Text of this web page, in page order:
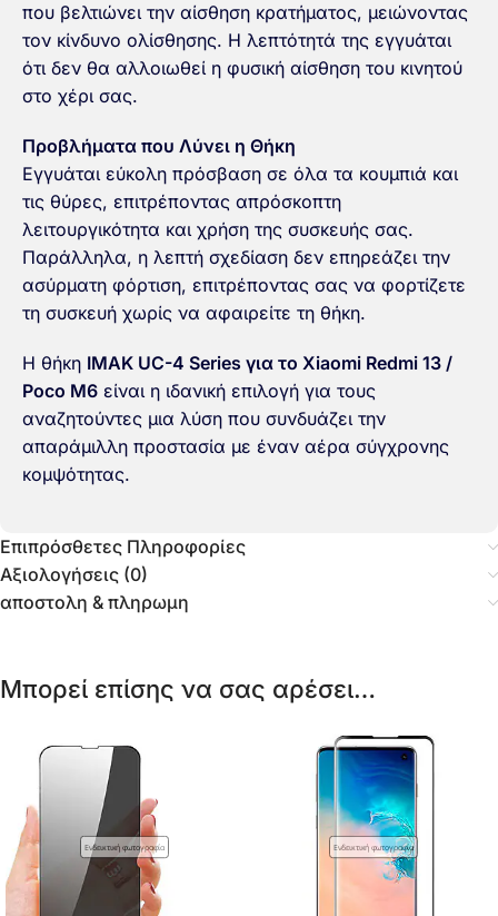
που βελτιώνει την αίσθηση κρατήματος, μειώνοντας
τον κίνδυνο ολίσθησης. Η λεπτότητά της εγγυάται
ότι δεν θα αλλοιωθεί η φυσική αίσθηση του κινητού
στο χέρι σας.
Προβλήματα που Λύνει η Θήκη
Εγγυάται εύκολη πρόσβαση σε όλα τα κουμπιά και
τις θύρες, επιτρέποντας απρόσκοπτη
λειτουργικότητα και χρήση της συσκευής σας.
Παράλληλα, η λεπτή σχεδίαση δεν επηρεάζει την
ασύρματη φόρτιση, επιτρέποντας σας να φορτίζετε
τη συσκευή χωρίς να αφαιρείτε τη θήκη.
Η θήκη IMAK UC-4 Series για το Xiaomi Redmi 13 /
Poco M6 είναι η ιδανική επιλογή για τους
αναζητούντες μια λύση που συνδυάζει την
απαράμιλλη προστασία με έναν αέρα σύγχρονης
κομψότητας.
Επιπρόσθετες Πληροφορίες
Αξιολογήσεις (0)
αποστολη & πληρωμη
Μπορεί επίσης να σας αρέσει…
Ενδεικτική φωτογραφία Ενδεικτική φωτογραφία